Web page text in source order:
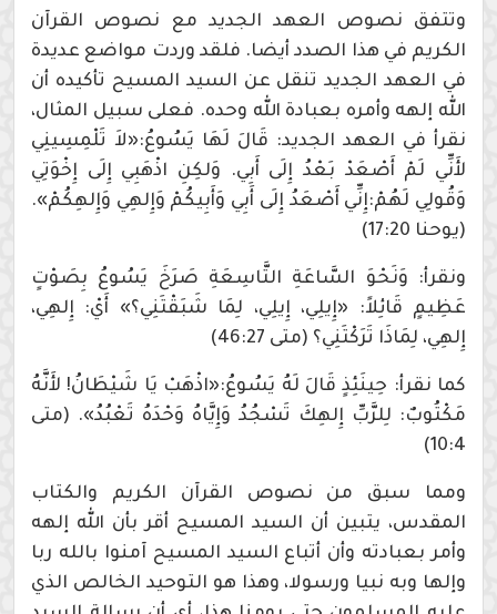
وتتفق نصوص العهد الجديد مع نصوص القرآن
الكريم في هذا الصدد أيضا. فلقد وردت مواضع عديدة
في العهد الجديد تنقل عن السيد المسيح تأكيده أن
الله إلهه وأمره بعبادة الله وحده. فعلى سبيل المثال،
نقرأ في العهد الجديد: قَالَ لَهَا يَسُوعُ:«لاَ تَلْمِسِينِي
لأَنِّي لَمْ أَصْعَدْ بَعْدُ إِلَى أَبِي. وَلكِنِ اذْهَبِي إِلَى إِخْوَتِي
وَقُولِي لَهُمْ:إِنِّي أَصْعَدُ إِلَى أَبِي وَأَبِيكُمْ وَإِلهِي وَإِلهِكُمْ».
(يوحنا 17:20)
ونقرأ: وَنَحْوَ السَّاعَةِ التَّاسِعَةِ صَرَخَ يَسُوعُ بِصَوْتٍ
عَظِيمٍ قَائِلاً: «إِيلِي، إِيلِي، لِمَا شَبَقْتَنِي؟» أَيْ: إِلهِي،
إِلهِي، لِمَاذَا تَرَكْتَنِي؟ (متى 46:27)
كما نقرأ: حِينَئِذٍ قَالَ لَهُ يَسُوعُ:«اذْهَبْ يَا شَيْطَانُ! لأَنَّهُ
مَكْتُوبٌ: لِلرَّبِّ إِلهِكَ تَسْجُدُ وَإِيَّاهُ وَحْدَهُ تَعْبُدُ». (متى
10:4)
ومما سبق من نصوص القرآن الكريم والكتاب
المقدس، يتبين أن السيد المسيح أقر بأن الله إلهه
وأمر بعبادته وأن أتباع السيد المسيح آمنوا بالله ربا
وإلها وبه نبيا ورسولا، وهذا هو التوحيد الخالص الذي